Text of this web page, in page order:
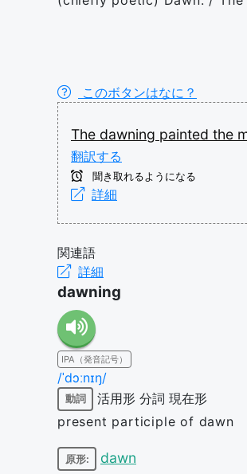
このボタンはなに？
The dawning painted the
翻訳する
聞き取れるようになる
詳細
関連語
詳細
dawning
IPA（発音記号）
/ˈdɔːnɪŋ/
動詞 活用形 分詞 現在形
present participle of dawn
原形: dawn